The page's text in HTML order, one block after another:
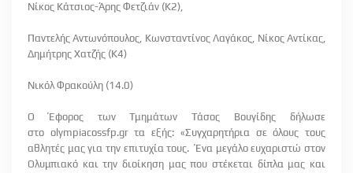
Νίκος Κάτσιος-Άρης Φετζιάν (Κ2),
Παντελής Αντωνόπουλος, Κωνσταντίνος Λαγάκος, Νίκος Αντίκας,
Δημήτρης Χατζής (Κ4)
Νικόλ Φρακούλη (14.0)
Ο Έφορος των Τμημάτων Τάσος Βουγίδης δήλωσε
στο olympiacossfp.grτα εξής: «Συγχαρητήρια σε όλους τους
αθλητές μας για την επιτυχία τους. Ένα μεγάλο ευχαριστώ στον
Ολυμπιακό και την διοίκηση μας που στέκεται δίπλα μας και